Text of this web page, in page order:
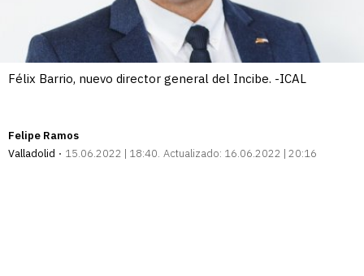
Félix Barrio, nuevo director general del Incibe. -ICAL
Felipe Ramos
Valladolid
15.06.2022 | 18:40 Actualizado: 16.06.2022 | 20:16